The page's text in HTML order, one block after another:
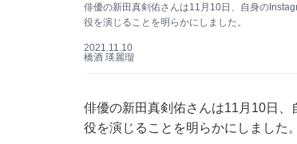
俳優の新田真剣佑さんは11月10日、自身の
役を演じることを明らかにしました。
2021.11.10
橋酒 瑛麗瑠
俳優の新田真剣佑さんは11月10日
役を演じることを明らかにしました。